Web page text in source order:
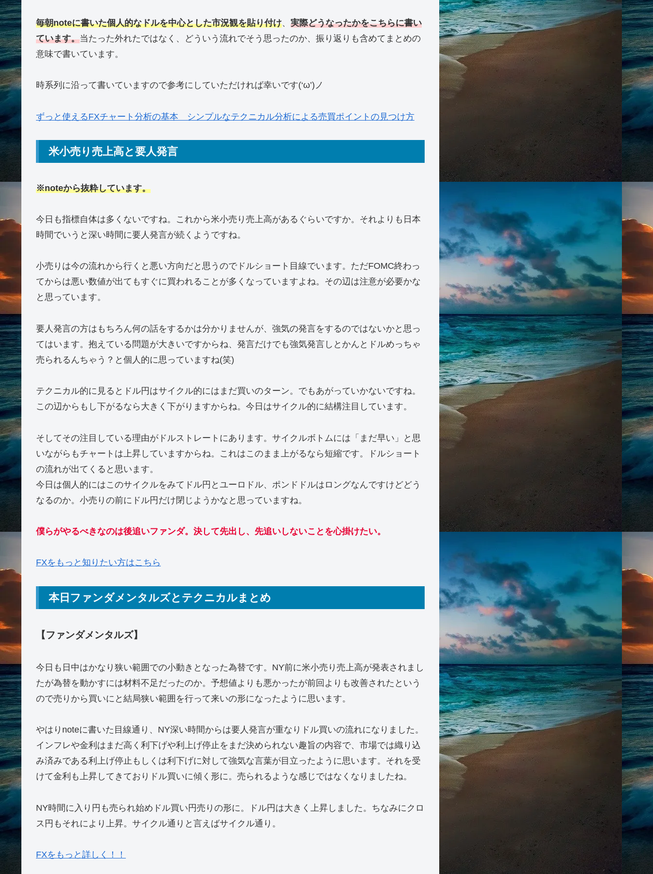
毎朝noteに書いた個人的なドルを中心とした市況観を貼り付け、 実際どうなったかをこちらに書い
ています。当たった外れたではなく、どういう流れでそう思ったのか、振り返りも含めてまとめの
意味で書いています。
時系列に沿って書いていますので参考にしていただければ幸いです(‘ω’)ノ
ずっと使えるFXチャート分析の基本 シンプルなテクニカル分析による売買ポイントの見つけ方
米小売り売上高と要人発言
※noteから抜粋しています。
今日も指標自体は多くないですね。これから米小売り売上高があるぐらいですか。それよりも日本
時間でいうと深い時間に要人発言が続くようですね。
小売りは今の流れから行くと悪い方向だと思うのでドルショート目線でいます。ただFOMC終わっ
てからは悪い数値が出てもすぐに買われることが多くなっていますよね。その辺は注意が必要かな
と思っています。
要人発言の方はもちろん何の話をするかは分かりませんが、強気の発言をするのではないかと思っ
てはいます。抱えている問題が大きいですからね、発言だけでも強気発言しとかんとドルめっちゃ
売られるんちゃう？と個人的に思っていますね(笑)
テクニカル的に見るとドル円はサイクル的にはまだ買いのターン。でもあがっていかないですね。
この辺からもし下がるなら大きく下がりますからね。今日はサイクル的に結構注目しています。
そしてその注目している理由がドルストレートにあります。サイクルボトムには「まだ早い」と思
いながらもチャートは上昇していますからね。これはこのまま上がるなら短縮です。ドルショート
の流れが出てくると思います。
今日は個人的にはこのサイクルをみてドル円とユーロドル、ポンドドルはロングなんですけどどう
なるのか。小売りの前にドル円だけ閉じようかなと思っていますね。
僕らがやるべきなのは後追いファンダ。決して先出し、先追いしないことを心掛けたい。
FXをもっと知りたい方はこちら
本日ファンダメンタルズとテクニカルまとめ
【ファンダメンタルズ】
今日も日中はかなり狭い範囲での小動きとなった為替です。NY前に米小売り売上高が発表されまし
たが為替を動かすには材料不足だったのか。予想値よりも悪かったが前回よりも改善されたという
ので売りから買いにと結局狭い範囲を行って来いの形になったように思います。
やはりnoteに書いた目線通り、NY深い時間からは要人発言が重なりドル買いの流れになりました。
インフレや金利はまだ高く利下げや利上げ停止をまだ決められない趣旨の内容で、市場では織り込
み済みである利上げ停止もしくは利下げに対して強気な言葉が目立ったように思います。それを受
けて金利も上昇してきておりドル買いに傾く形に。売られるような感じではなくなりましたね。
NY時間に入り円も売られ始めドル買い円売りの形に。ドル円は大きく上昇しました。ちなみにクロ
ス円もそれにより上昇。サイクル通りと言えばサイクル通り。
FXをもっと詳しく！！